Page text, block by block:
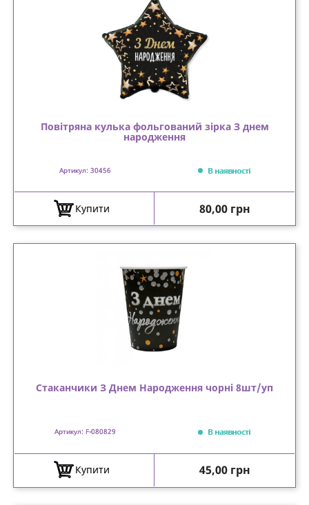
Повітряна кулька фольгований зірка З днем
народження
Артикул: 30456 В наявності
Купити Ціна
80,00 грн
Стаканчики З Днем Народження чорні 8шт/уп
Артикул: F-080829 В наявності
Купити Ціна
45,00 грн